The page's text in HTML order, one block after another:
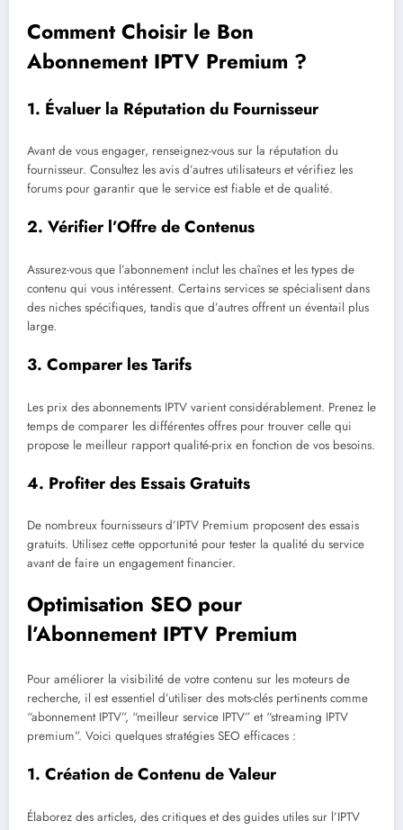
Comment Choisir le Bon
Abonnement IPTV Premium ?
1. Évaluer la Réputation du Fournisseur
Avant de vous engager, renseignez-vous sur la réputation du
fournisseur. Consultez les avis d’autres utilisateurs et vérifiez les
forums pour garantir que le service est fiable et de qualité.
2. Vérifier l’Offre de Contenus
Assurez-vous que l’abonnement inclut les chaînes et les types de
contenu qui vous intéressent. Certains services se spécialisent dans
des niches spécifiques, tandis que d’autres offrent un éventail plus
large.
3. Comparer les Tarifs
Les prix des abonnements IPTV varient considérablement. Prenez le
temps de comparer les différentes offres pour trouver celle qui
propose le meilleur rapport qualité-prix en fonction de vos besoins.
4. Profiter des Essais Gratuits
De nombreux fournisseurs d’IPTV Premium proposent des essais
gratuits. Utilisez cette opportunité pour tester la qualité du service
avant de faire un engagement financier.
Optimisation SEO pour
l’Abonnement IPTV Premium
Pour améliorer la visibilité de votre contenu sur les moteurs de
recherche, il est essentiel d’utiliser des mots-clés pertinents comme
“abonnement IPTV”, “meilleur service IPTV” et “streaming IPTV
premium”. Voici quelques stratégies SEO efficaces :
1. Création de Contenu de Valeur
Élaborez des articles, des critiques et des guides utiles sur l’IPTV